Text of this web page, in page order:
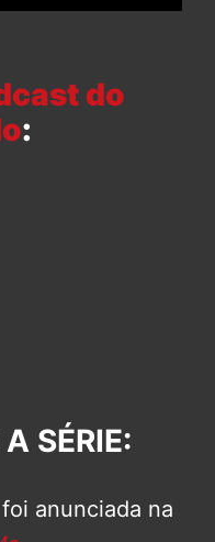
do
:
SÉRIE:
foi anunciada na